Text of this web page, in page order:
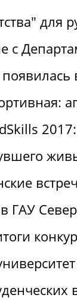
для
с
ГАУ